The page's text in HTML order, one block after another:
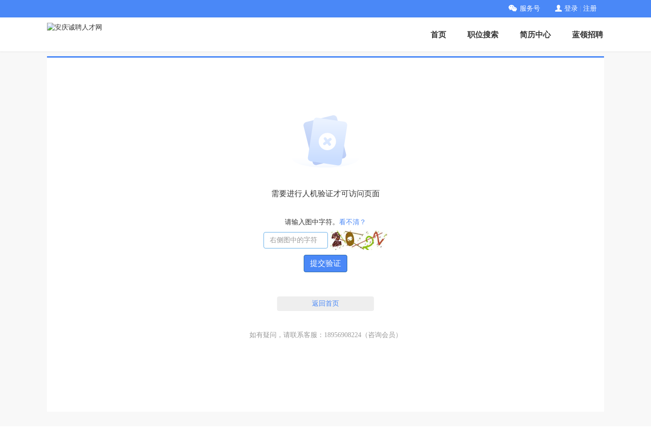
服务号 登录 注册
首页 职位搜索 简历中心 蓝领招聘
需要进行人机验证才可访问页面
请输入图中字符。 看不清？
提交验证
返回首页
如有疑问，请联系客服：18956908224（咨询会员）